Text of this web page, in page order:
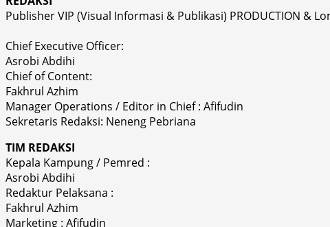
Publisher VIP (Visual Informasi & Publikasi) PRODUCTION &
Chief Executive Officer:
Asrobi Abdihi
Chief of Content:
Fakhrul Azhim
Manager Operations / Editor in Chief : Afifudin
Sekretaris Redaksi: Neneng Pebriana
TIM REDAKSI
Kepala Kampung / Pemred :
Asrobi Abdihi
Redaktur Pelaksana :
Fakhrul Azhim
Marketing : Afifudin